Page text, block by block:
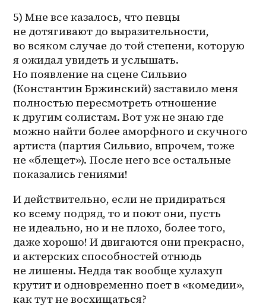
5) Мне все казалось, что певцы
не дотягивают до выразительности,
во всяком случае до той степени, которую
я ожидал увидеть и услышать.
Но появление на сцене Сильвио
(Константин Бржинский) заставило меня
полностью пересмотреть отношение
к другим солистам. Вот уж не знаю где
можно найти более аморфного и скучного
артиста (партия Сильвио, впрочем, тоже
не «блещет»). После него все остальные
показались гениями!
И действительно, если не придираться
ко всему подряд, то и поют они, пусть
не идеально, но и не плохо, более того,
даже хорошо! И двигаются они прекрасно,
и актерских способностей отнюдь
не лишены. Недда так вообще хулахуп
крутит и одновременно поет в «комедии»,
как тут не восхищаться?